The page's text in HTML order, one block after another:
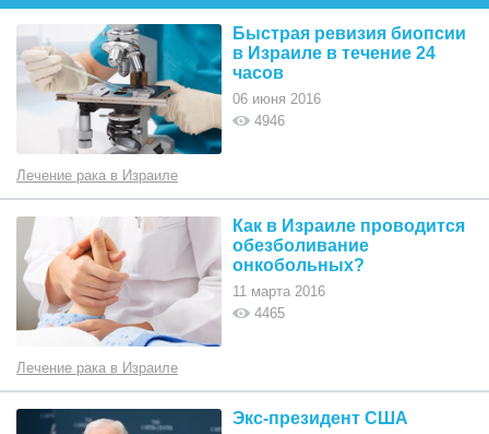
Быстрая ревизия биопсии
в Израиле в течение 24
часов
06 июня 2016
4946
Лечение рака в Израиле
Как в Израиле проводится
обезболивание
онкобольных?
11 марта 2016
4465
Лечение рака в Израиле
Экс-президент США